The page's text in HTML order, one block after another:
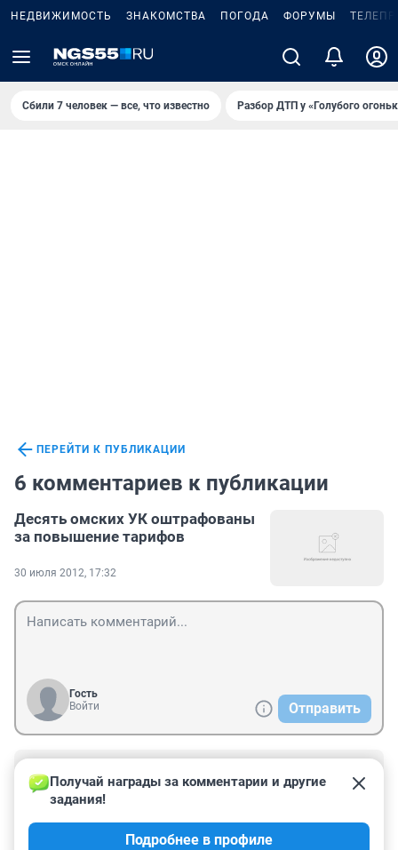
НЕДВИЖИМОСТЬ ЗНАКОМСТВА ПОГОДА ФОРУМЫ
Сбили 7 человек — все, что известно Разбор ДТП у «Голубого
ПЕРЕЙТИ К ПУБЛИКАЦИИ
6 комментариев к публикации
Десять омских УК оштрафованы
за повышение тарифов
30 июля 2012, 17:32
Гость
Войти
Отправить
30 июля 2012, 22:23
что про суд то я и не подумал обратиться, а то
появлялись из воздуха пару раз 2-3тыс за
Получай награды за комментарии и другие
задания!
Подробнее в профиле